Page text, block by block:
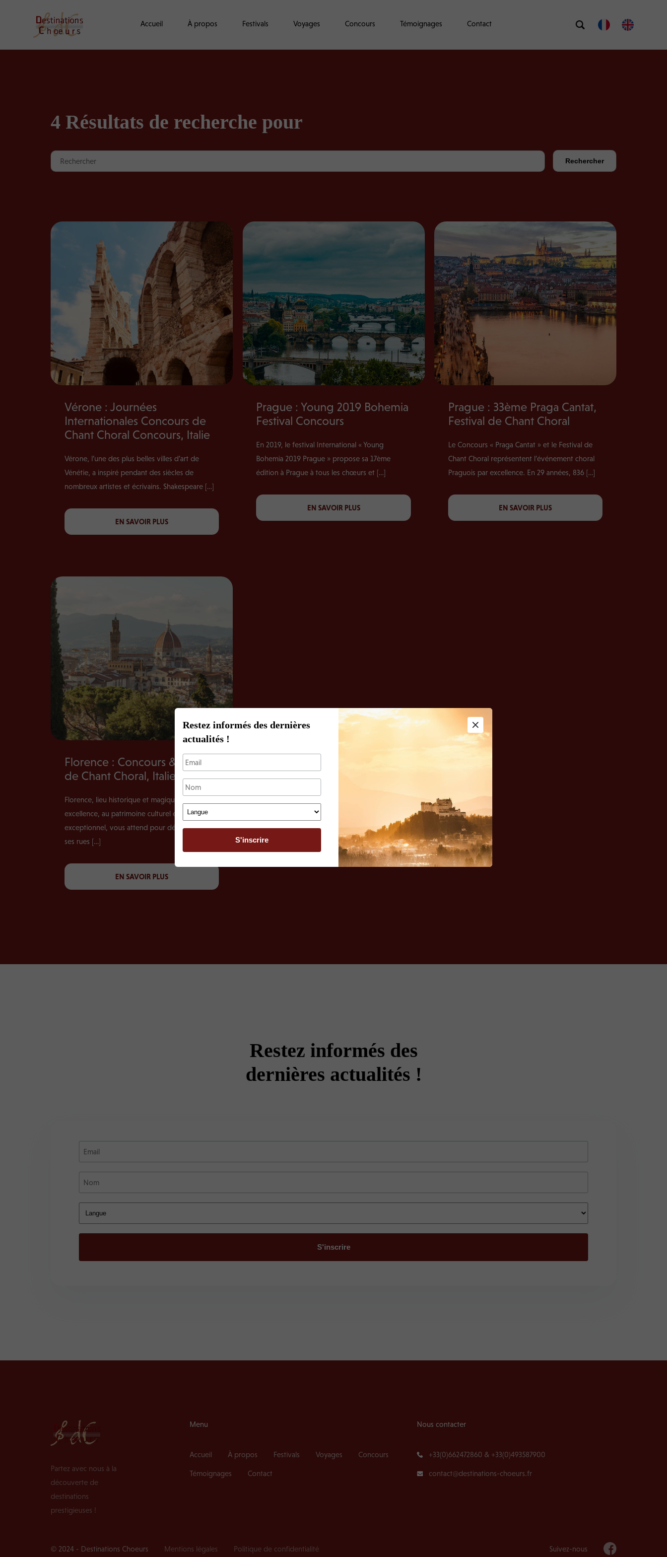
Accueil À propos Festivals Voyages Concours Témoignages Contact
Restez informés des dernières
actualités !
4 Résultats de recherche pour
Rechercher
Vérone : Journées
Internationales Concours de
Chant Choral Concours, Italie
Vérone, l’une des plus belles villes d’art de
Vénétie, a inspiré pendant des siècles de
nombreux artistes et écrivains. Shakespeare […]
EN SAVOIR PLUS
Prague : Young 2019 Bohemia
Festival Concours
En 2019, le festival International « Young
Bohemia 2019 Prague » propose sa 17ème
édition à Prague à tous les chœurs et […]
EN SAVOIR PLUS
Prague : 33ème Praga Cantat,
Festival de Chant Choral
Le Concours « Praga Cantat » et le Festival de
Chant Choral représentent l’événement choral
Praguois par excellence. En 29 années, 836 […]
EN SAVOIR PLUS
Florence : Concours & Festival
de Chant Choral, Italie
Florence, lieu historique et magique par
excellence, au patrimoine culturel et artistique
exceptionnel, vous attend pour déambuler dans
ses rues […]
EN SAVOIR PLUS
Restez informés des
dernières actualités !
Partez avec nous à la
découverte de
destinations
prestigieuses !
Menu
Accueil À propos Festivals Voyages Concours
Témoignages Contact
Nous contacter
+33(0)662472860 & +33(0)493587900
contact@destinations-choeurs.fr
© 2024 - Destinations Choeurs Mentions légales Politique de confidentialité Suivez-nous